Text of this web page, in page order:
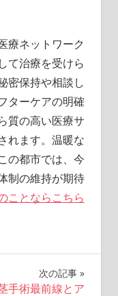
療ネットワーク
て治療を受けら
密保持や相談し
ターケアの明確
質の高い医療サ
れます。温暖な
の都市では、今
制の維持が期待
ことならこちら
次の記事
手術最前線とア